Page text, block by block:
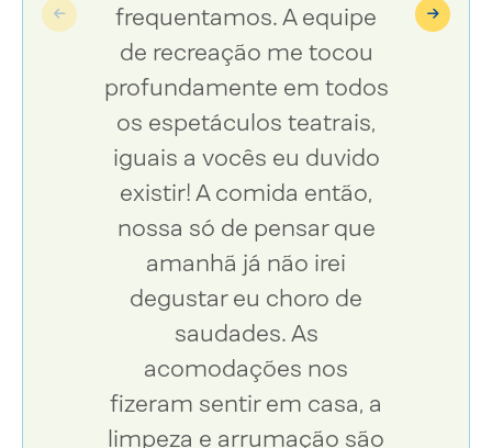
frequentamos. A equipe
de recreação me tocou
profundamente em todos
os espetáculos teatrais,
iguais a vocês eu duvido
existir! A comida então,
nossa só de pensar que
amanhã já não irei
degustar eu choro de
saudades. As
acomodações nos
fizeram sentir em casa, a
limpeza e arrumação são